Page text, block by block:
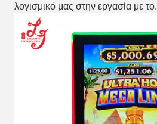
λογισμικό μας στην εργασία με το.